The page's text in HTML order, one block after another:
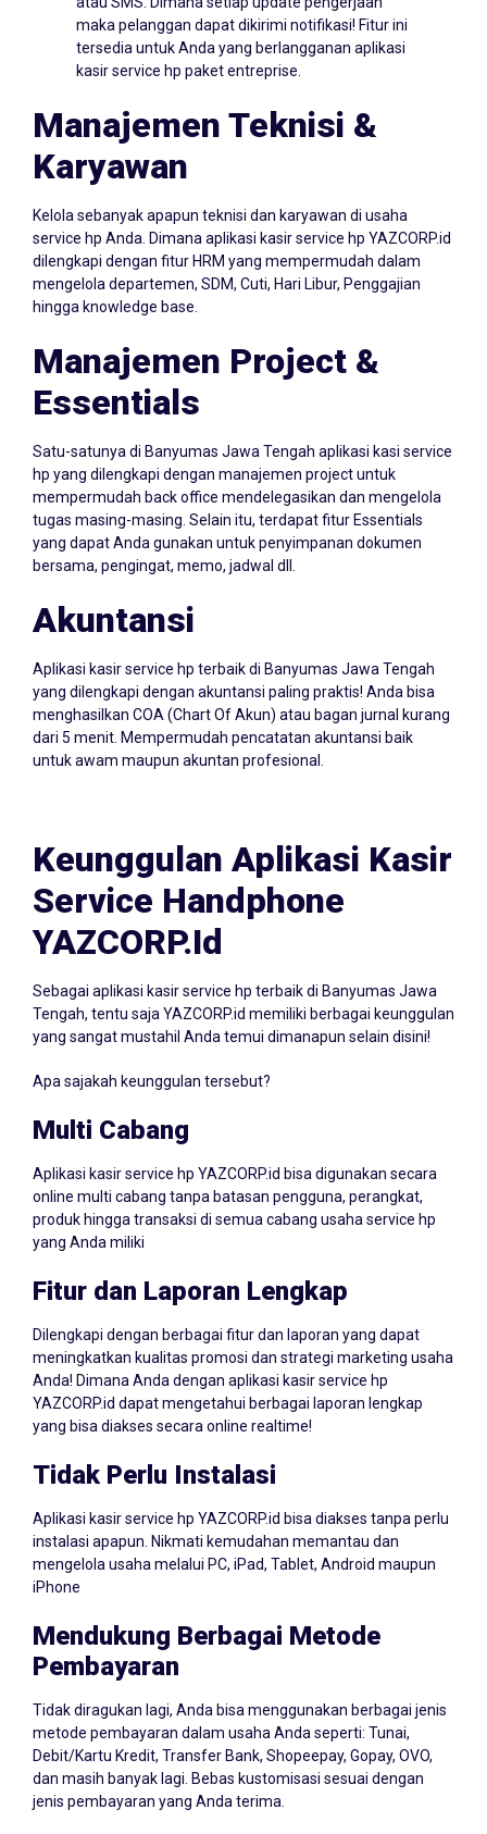
maka pelanggan dapat dikirimi notifikasi! Fitur ini
tersedia untuk Anda yang berlangganan aplikasi
kasir service hp paket entreprise.
Manajemen Teknisi &
Karyawan
service hp Anda. Dimana aplikasi kasir service hp YAZCORP.id
dilengkapi dengan fitur HRM yang mempermudah dalam
mengelola departemen, SDM, Cuti, Hari Libur, Penggajian
hingga knowledge base.
Manajemen Project &
Essentials
hp yang dilengkapi dengan manajemen project untuk
mempermudah back office mendelegasikan dan mengelola
tugas masing-masing. Selain itu, terdapat fitur Essentials
yang dapat Anda gunakan untuk penyimpanan dokumen
bersama, pengingat, memo, jadwal dll.
Akuntansi
yang dilengkapi dengan akuntansi paling praktis! Anda bisa
menghasilkan COA (Chart Of Akun) atau bagan jurnal kurang
dari 5 menit. Mempermudah pencatatan akuntansi baik
untuk awam maupun akuntan profesional.
Keunggulan Aplikasi Kasir
Service Handphone
YAZCORP.id
Tengah, tentu saja YAZCORP.id memiliki berbagai keunggulan
yang sangat mustahil Anda temui dimanapun selain disini!
Multi Cabang
online multi cabang tanpa batasan pengguna, perangkat,
produk hingga transaksi di semua cabang usaha service hp
yang Anda miliki
Fitur dan Laporan Lengkap
meningkatkan kualitas promosi dan strategi marketing usaha
Anda! Dimana Anda dengan aplikasi kasir service hp
YAZCORP.id dapat mengetahui berbagai laporan lengkap
yang bisa diakses secara online realtime!
Tidak Perlu Instalasi
instalasi apapun. Nikmati kemudahan memantau dan
mengelola usaha melalui PC, iPad, Tablet, Android maupun
iPhone
Mendukung Berbagai Metode
Pembayaran
metode pembayaran dalam usaha Anda seperti: Tunai,
Debit/Kartu Kredit, Transfer Bank, Shopeepay, Gopay, OVO,
dan masih banyak lagi. Bebas kustomisasi sesuai dengan
jenis pembayaran yang Anda terima.